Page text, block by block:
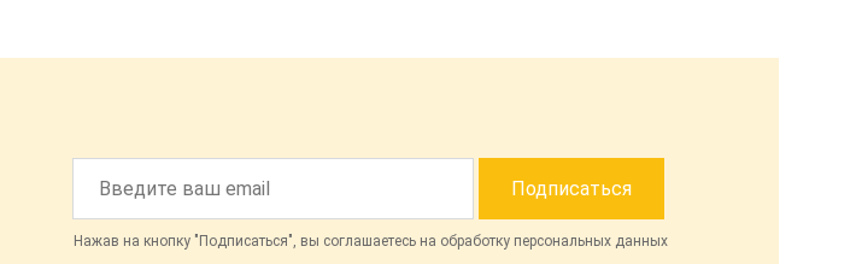
Нажав на кнопку "Подписаться", вы соглашаетесь на обработку персональных данных